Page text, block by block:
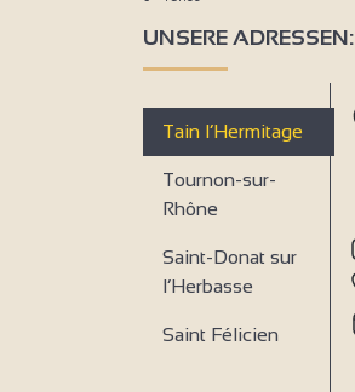
UNSERE ADRESSEN:
Tain l’Hermitage
Tournon-sur-
Rhône
Saint-Donat sur
l’Herbasse
Saint Félicien